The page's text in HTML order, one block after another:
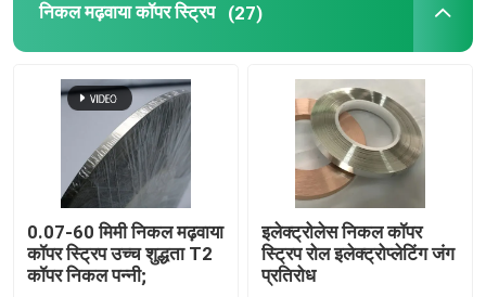
निकल मढ़वाया कॉपर स्ट्रिप (27)
0.07-60 मिमी निकल मढ़वाया
कॉपर स्ट्रिप उच्च शुद्धता T2
कॉपर निकल पन्नी;
इलेक्ट्रोलेस निकल कॉपर
स्ट्रिप रोल इलेक्ट्रोप्लेटिंग जंग
प्रतिरोध